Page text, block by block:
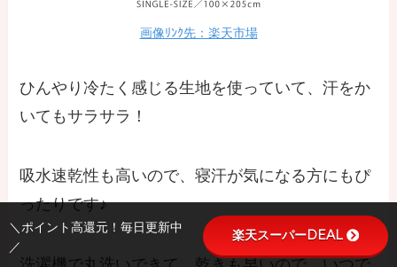
画像ﾘﾝｸ先：楽天市場
ひんやり冷たく感じる生地を使っていて、汗をか
いてもサラサラ！
吸水速乾性も高いので、寝汗が気になる方にもぴ
ったりです♪
＼ポイント高還元！毎日更新中
／
楽天スーパーDEAL